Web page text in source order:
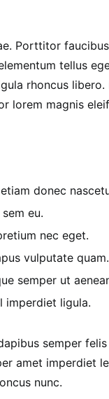
Porttitor
tellus
rhoncus
lorem magnis
donec
eu.
nec eget.
vulputate quam.
semper ut
imperdiet ligula.
semper
amet imperdiet
nunc.